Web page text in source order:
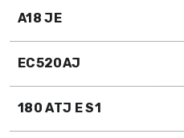
A18 JE
EC520AJ
180 ATJ E S1